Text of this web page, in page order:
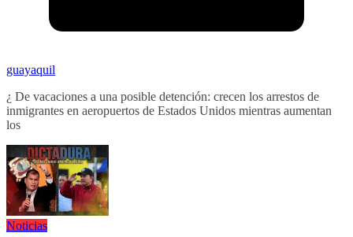
guayaquil
¿ De vacaciones a una posible detención: crecen los arrestos de
inmigrantes en aeropuertos de Estados Unidos mientras aumentan
los
Noticias